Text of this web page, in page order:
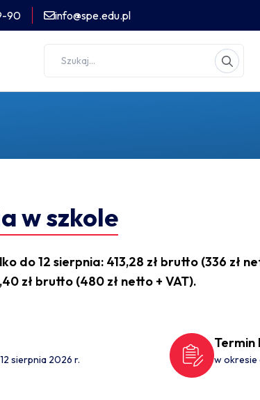
90 info@spe.edu.pl
w szkole
do 12 sierpnia: 413,28 zł brutto (336 zł
zł brutto (480 zł netto + VAT).
sierpnia 2026 r.
Termin
w okresie